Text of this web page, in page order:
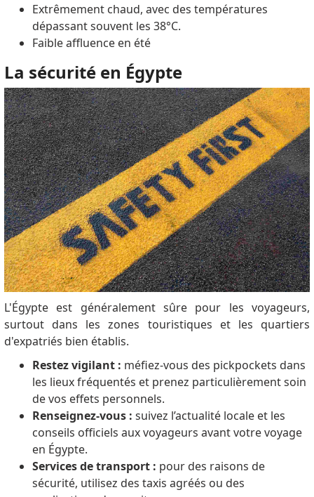
Extrêmement chaud, avec des températures
dépassant souvent les 38°C.
Faible affluence en été
La sécurité en Égypte
L'Égypte est généralement sûre pour les voyageurs,
surtout dans les zones touristiques et les quartiers
d'expatriés bien établis.
Restez vigilant : méfiez-vous des pickpockets dans
les lieux fréquentés et prenez particulièrement soin
de vos effets personnels.
Renseignez-vous : suivez l’actualité locale et les
conseils officiels aux voyageurs avant votre voyage
en Égypte.
Services de transport : pour des raisons de
sécurité, utilisez des taxis agréés ou des